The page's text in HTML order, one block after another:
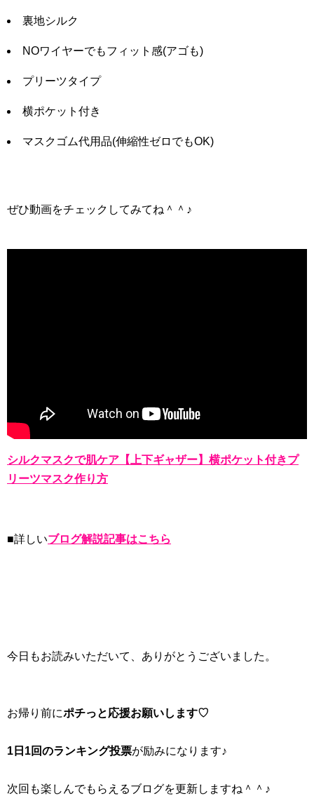
裏地シルク
NOワイヤーでもフィット感(アゴも)
プリーツタイプ
横ポケット付き
マスクゴム代用品(伸縮性ゼロでもOK)
ぜひ動画をチェックしてみてね＾＾♪
シルクマスクで肌ケア【上下ギャザー】横ポケット付きプ
リーツマスク作り方
■詳しいブログ解説記事はこちら
今日もお読みいただいて、ありがとうございました。
お帰り前にポチっと応援お願いします♡
1日1回のランキング投票が励みになります♪
次回も楽しんでもらえるブログを更新しますね＾＾♪